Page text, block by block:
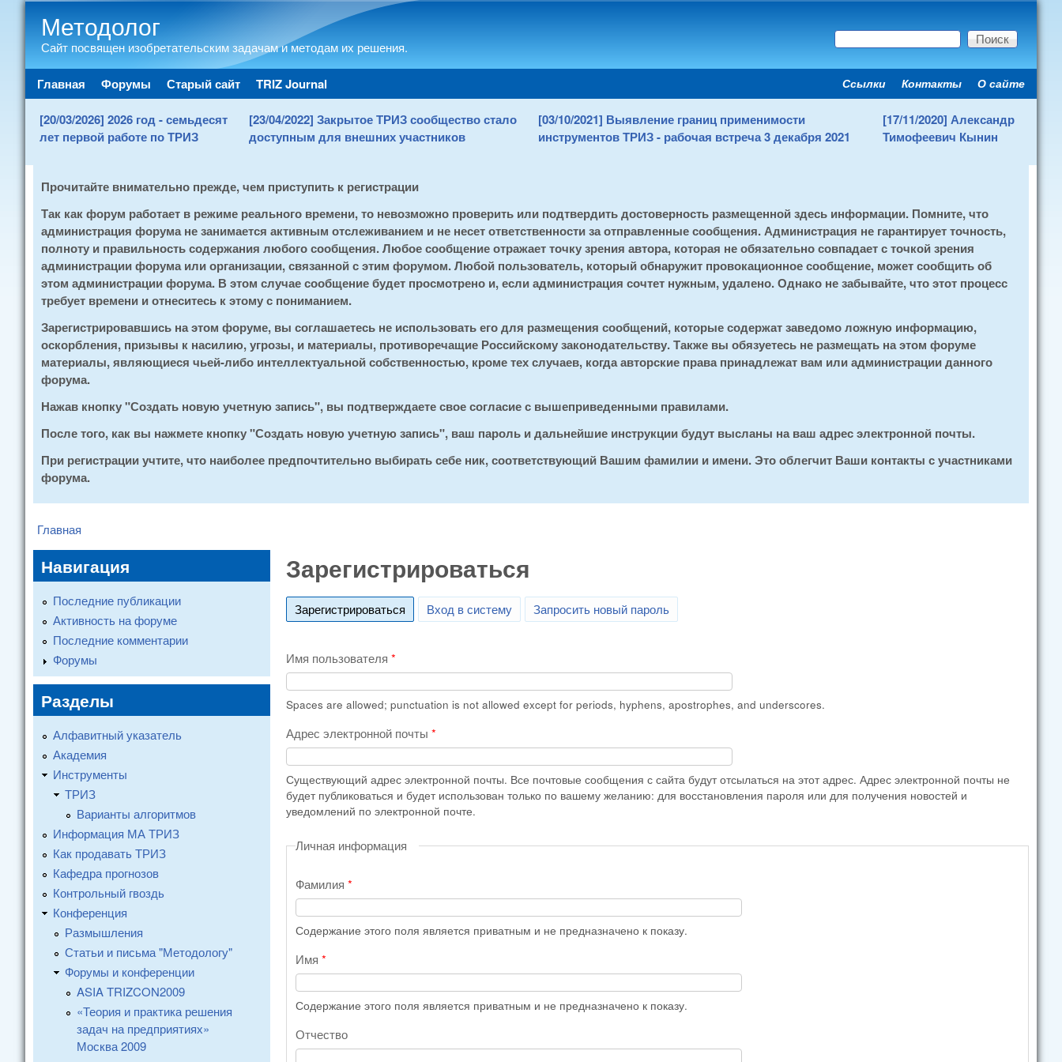
Методолог
Сайт посвящен изобретательским задачам и методам их решения. Форма поиска
Поиск
Main menu
Главная Форумы Старый сайт TRIZ Journal Secondary menu
Ссылки Контакты О сайте
[20/03/2026] 2026 год - семьдесят
лет первой работе по ТРИЗ
[23/04/2022] Закрытое ТРИЗ сообщество стало
доступным для внешних участников
[03/10/2021] Выявление границ применимости
инструментов ТРИЗ - рабочая встреча 3 декабря 2021
[17/11/2020] Александр
Тимофеевич Кынин
Прочитайте внимательно прежде, чем приступить к регистрации
Так как форум работает в режиме реального времени, то невозможно проверить или подтвердить достоверность размещенной здесь информации. Помните, что
администрация форума не занимается активным отслеживанием и не несет ответственности за отправленные сообщения. Администрация не гарантирует точность,
полноту и правильность содержания любого сообщения. Любое сообщение отражает точку зрения автора, которая не обязательно совпадает с точкой зрения
администрации форума или организации, связанной с этим форумом. Любой пользователь, который обнаружит провокационное сообщение, может сообщить об
этом администрации форума. В этом случае сообщение будет просмотрено и, если администрация сочтет нужным, удалено. Однако не забывайте, что этот процесс
требует времени и отнеситесь к этому с пониманием.
Зарегистрировавшись на этом форуме, вы соглашаетесь не использовать его для размещения сообщений, которые содержат заведомо ложную информацию,
оскорбления, призывы к насилию, угрозы, и материалы, противоречащие Российскому законодательству. Также вы обязуетесь не размещать на этом форуме
материалы, являющиеся чьей-либо интеллектуальной собственностью, кроме тех случаев, когда авторские права принадлежат вам или администрации данного
форума.
Нажав кнопку "Создать новую учетную запись", вы подтверждаете свое согласие с вышеприведенными правилами.
После того, как вы нажмете кнопку "Создать новую учетную запись", ваш пароль и дальнейшие инструкции будут высланы на ваш адрес электронной почты.
При регистрации учтите, что наиболее предпочтительно выбирать себе ник, соответствующий Вашим фамилии и имени. Это облегчит Ваши контакты с участниками
форума.
You are here
Главная
Зарегистрироваться
Зарегистрироваться (active tab)
Вход в систему Запросить новый пароль
Имя пользователя *
Spaces are allowed; punctuation is not allowed except for periods, hyphens, apostrophes, and underscores.
Адрес электронной почты *
Существующий адрес электронной почты. Все почтовые сообщения с сайта будут отсылаться на этот адрес. Адрес электронной почты не
будет публиковаться и будет использован только по вашему желанию: для восстановления пароля или для получения новостей и
уведомлений по электронной почте.
Личная информация
Фамилия*
Содержание этого поля является приватным и не предназначено к показу.
Имя*
Содержание этого поля является приватным и не предназначено к показу.
Отчество
Навигация
Последние публикации
Активность на форуме
Последние комментарии
Форумы
Разделы
Алфавитный указатель
Академия
Инструменты
ТРИЗ
Варианты алгоритмов
Информация МА ТРИЗ
Как продавать ТРИЗ
Кафедра прогнозов
Контрольный гвоздь
Конференция
Размышления
Статьи и письма "Методологу"
Форумы и конференции
ASIA TRIZCON2009
«Теория и практика решения
задач на предприятиях»
Москва 2009